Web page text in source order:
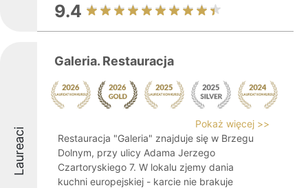
9.4
Laureaci
Galeria. Restauracja
Pokaż więcej >>
Restauracja "Galeria" znajduje się w Brzegu
Dolnym, przy ulicy Adama Jerzego
Czartoryskiego 7. W lokalu zjemy dania
kuchni europejskiej - karcie nie brakuje